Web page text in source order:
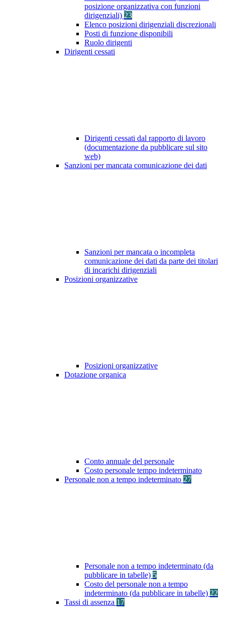
posizione organizzativa con funzioni
dirigenziali) 23
Elenco posizioni dirigenziali discrezionali
Posti di funzione disponibili
Ruolo dirigenti
Dirigenti cessati
Dirigenti cessati dal rapporto di lavoro
(documentazione da pubblicare sul sito
web)
Sanzioni per mancata comunicazione dei dati
Sanzioni per mancata o incompleta
comunicazione dei dati da parte dei titolari
di incarichi dirigenziali
Posizioni organizzative
Posizioni organizzative
Dotazione organica
Conto annuale del personale
Costo personale tempo indeterminato
Personale non a tempo indeterminato 27
Personale non a tempo indeterminato (da
pubblicare in tabelle) 5
Costo del personale non a tempo
indeterminato (da pubblicare in tabelle) 22
Tassi di assenza 17